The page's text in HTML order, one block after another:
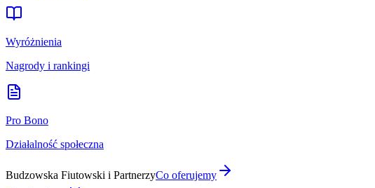
Wyróżnienia
Nagrody i rankingi
Pro Bono
Działalność społeczna
Budzowska Fiutowski i PartnerzyCo oferujemy